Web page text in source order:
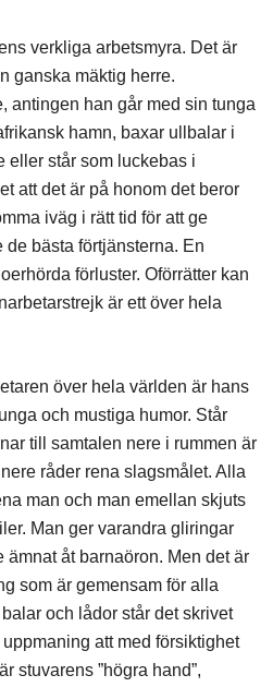
verkliga arbetsmyra. Det är
ganska mäktig herre.
antingen han går med sin tunga
hamn, baxar ullbalar i
eller står som luckebas i
att det är på honom det beror
iväg i rätt tid för att ge
bästa förtjänsterna. En
förluster. Oförrätter kan
är ett över hela
över hela världen är hans
och mustiga humor. Står
till samtalen nere i rummen är
råder rena slagsmålet. Alla
man och man emellan skjuts
Man ger varandra gliringar
ämnat åt barnaöron. Men det är
som är gemensam för alla
och lådor står det skrivet
uppmaning att med försiktighet
stuvarens ”högra hand”,